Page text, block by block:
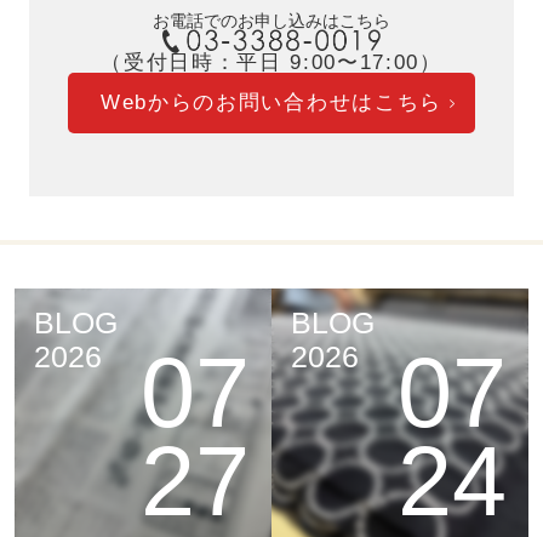
お電話でのお申し込みはこちら
（受付日時：平日 9:00〜17:00）
Webからのお問い合わせはこちら
BLOG
2026
07
27
BLOG
2026
07
24